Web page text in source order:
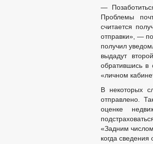
—
Проблемы
считается
отправки», —
получил
выдадут
обратившись в
«личном
В некоторых
отправлено.
оценке
«Задним
когда